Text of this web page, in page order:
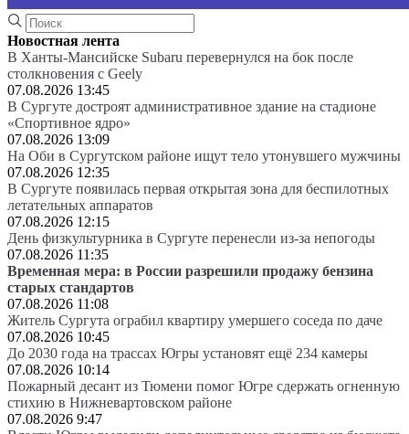
Новостная лента
В Ханты-Мансийске Subaru перевернулся на бок после
столкновения с Geely
07.08.2026 13:45
В Сургуте достроят административное здание на стадионе
«Спортивное ядро»
07.08.2026 13:09
На Оби в Сургутском районе ищут тело утонувшего мужчины
07.08.2026 12:35
В Сургуте появилась первая открытая зона для беспилотных
летательных аппаратов
07.08.2026 12:15
День физкультурника в Сургуте перенесли из-за непогоды
07.08.2026 11:35
Временная мера: в России разрешили продажу бензина
старых стандартов
07.08.2026 11:08
Житель Сургута ограбил квартиру умершего соседа по даче
07.08.2026 10:45
До 2030 года на трассах Югры установят ещё 234 камеры
07.08.2026 10:14
Пожарный десант из Тюмени помог Югре сдержать огненную
стихию в Нижневартовском районе
07.08.2026 9:47